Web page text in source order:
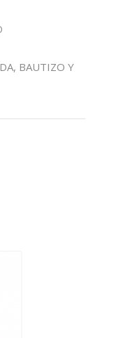
BAUTIZO Y